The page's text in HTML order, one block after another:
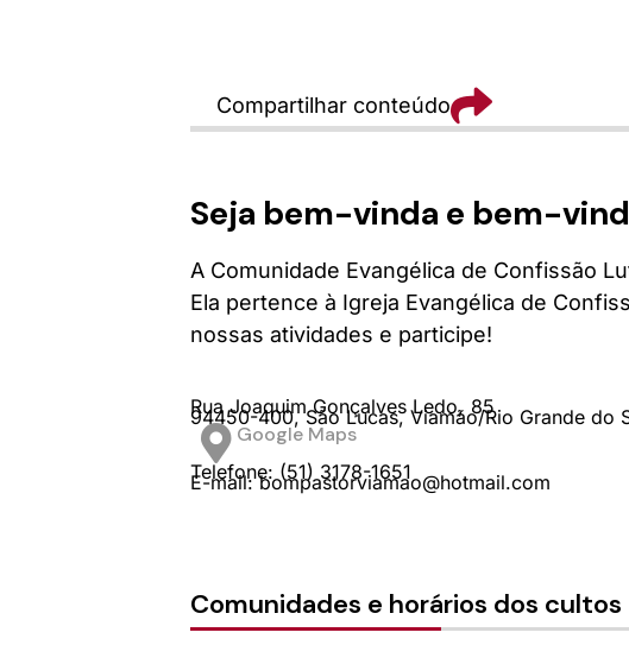
Compartilhar conteúdo
Seja bem-vinda e bem-
A Comunidade Evangélica de Confissão
Ela pertence à Igreja Evangélica de
nossas atividades e participe!
Rua Joaquim Gonçalves Ledo, 85
94450-400, São Lucas, Viamão/Rio Grande do
Google Maps
Telefone: (51) 3178-1651
E-mail: bompastorviamao@hotmail.com
Comunidades e horários dos cultos